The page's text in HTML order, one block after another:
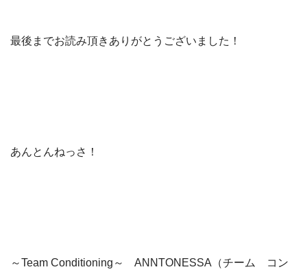
最後までお読み頂きありがとうございました！
あんとんねっさ！
～Team Conditioning～ ANNTONESSA（チーム コン